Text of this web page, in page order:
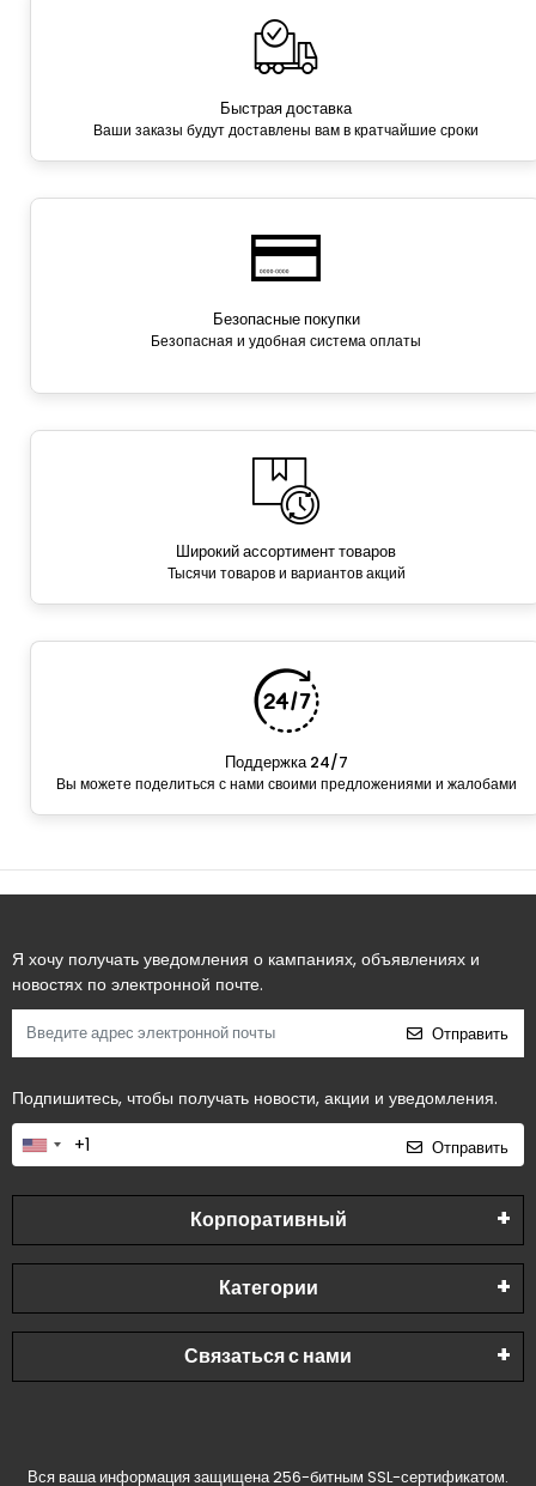
Быстрая доставка
Ваши заказы будут доставлены вам в кратчайшие сроки
Безопасные покупки
Безопасная и удобная система оплаты
Широкий ассортимент товаров
Тысячи товаров и вариантов акций
Поддержка 24/7
Вы можете поделиться с нами своими предложениями и жалобами
Я хочу получать уведомления о кампаниях, объявлениях и
новостях по электронной почте.
Отправить
Подпишитесь, чтобы получать новости, акции и уведомления.
Отправить
Корпоративный
Категории
Связаться с нами
Вся ваша информация защищена 256-битным SSL-сертификатом.